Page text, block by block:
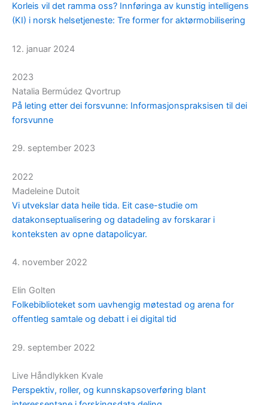
Korleis vil det ramma oss? Innføringa av kunstig intelligens
(KI) i norsk helsetjeneste: Tre former for aktørmobilisering
12. januar 2024
2023
Natalia Bermúdez Qvortrup
På leting etter dei forsvunne: Informasjonspraksisen til dei
forsvunne
29. september 2023
2022
Madeleine Dutoit
Vi utvekslar data heile tida. Eit case-studie om
datakonseptualisering og datadeling av forskarar i
konteksten av opne datapolicyar.
4. november 2022
Elin Golten
Folkebiblioteket som uavhengig møtestad og arena for
offentleg samtale og debatt i ei digital tid
29. september 2022
Live Håndlykken Kvale
Perspektiv, roller, og kunnskapsoverføring blant